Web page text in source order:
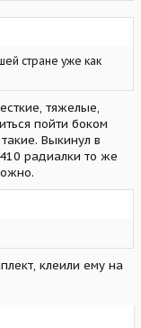
стране уже как
тяжелые,
пойти боком
Выкинул в
радиалки то же
клеили ему на